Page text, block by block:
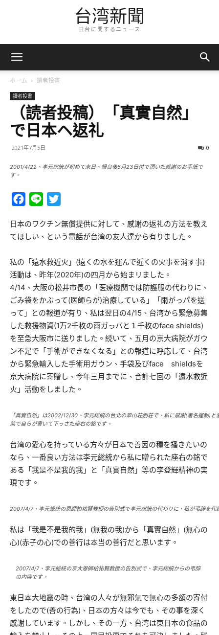
台湾新聞
日台に関するニュース
ホーム 讀者投書
讀者投書
（読者投稿）「真實自然」
で日本ヘ返礼
2021年7月5日 0
2001/4/22、李元総統が初めて来日、帰台後5月23日付で頂いた感謝のお手紙で
す。
Facebook
Line
日本のワクチン無償提供に対して、感謝の返礼の方法を教え
てほしい、という電話が台湾の友人達から有りました。
私の「遠水救近火」(遠くの水を運んで近くの火事を消す事)
活動は、昨年(2020年)の四月から始まリました。
4/14、大阪の松井市長の「医療機関では防護服の代わりに、
ごみ袋をかぶって(医師らが)治療している」「雨がっパを送
って」との報道が有り、私は翌日の4/15、台湾から緊急募集
した救援物資(1万2千枚の雨ガっバと１千枚のface shields)
を至急大阪市に送りました。続いて、五月の京大病院がガウ
ン不足で「手術ができなくなる」との報道に呼応して、台湾
から緊急輸入した手術用ガウン、手袋及びface shieldsを
京大病院に寄贈し、今年三月までに、合計七回の「遠水救近
火」活動をしました。
「真實自然」は2002/12/30、李元総統の台北の翠山荘別荘で、私に感謝(署名運動)と
前で自らが書いて下っさた座右の銘です。
台湾の愛心を持っている方々が日本で善因の種を播きたいの
なら、一番良い方法は李元総統から私に贈られた座右の銘で
ある「我是不是我的我」と「真實自然」等の李登輝精神の実
現です。
2007/4/7、李元総統の恩師柏祐賢教授の告別式で李元総統の代わりに、私が弔辞を代
私は「我是不是我的我」(無我の我)から「真實自然」(無心の
心)(赤子の心)での善行は本当の善行だと思います。
2007/4/7、李元総統の京大恩師柏祐賢教授の告別式で、李元総統からの弔辞
の内容です。
東日本大地震の時、台湾の人々が無邪氣で無心の多額の寄付
をしたので(善の行為)、日本の方々は今でも、その事を深く
感謝しています。しかし、その一方、台湾は東日本の食品の